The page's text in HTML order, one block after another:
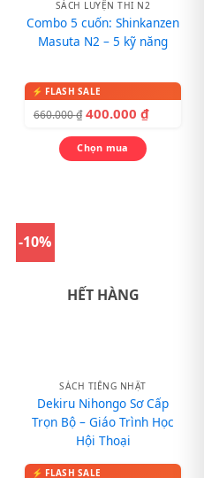
SÁCH LUYỆN THI N2
Combo 5 cuốn: Shinkanzen
Masuta N2 – 5 kỹ năng
660.000₫ 400.000 ₫
Chọn mua
-10%
HẾT HÀNG
SÁCH TIẾNG NHẬT
Dekiru Nihongo Sơ Cấp
Trọn Bộ – Giáo Trình Học
Hội Thoại